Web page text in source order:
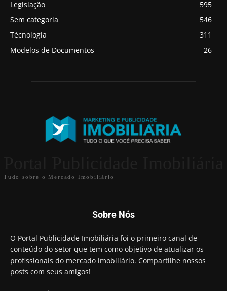
Técnologia
311
Modelos de Documentos
26
Portal Publicidade Imobiliária
O Portal Publicidade Imobiliária foi o primeiro canal de
profissionais do mercado imobiliário. Compartilhe nossos
posts com seus amigos!
Contato: WhatsAPP 11-99511-1446
rony@publicidadeimobiliaria.com